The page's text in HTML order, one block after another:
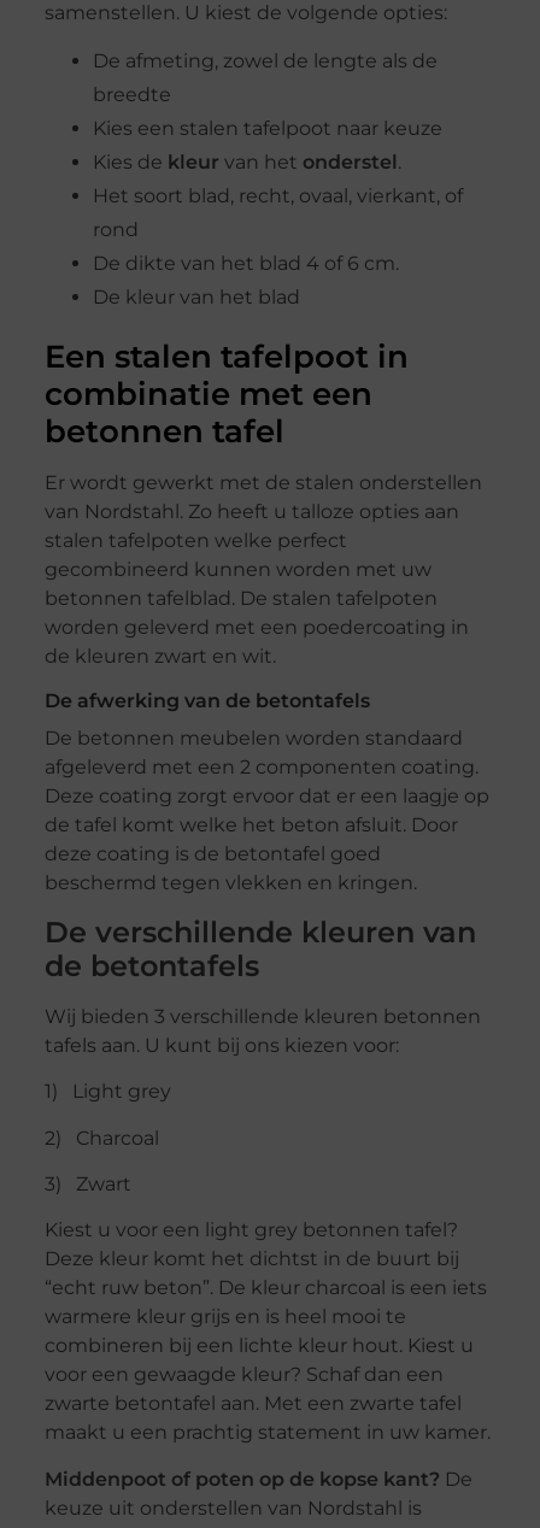
samenstellen. U kiest de volgende opties:
De afmeting, zowel de lengte als de
breedte
Kies een stalen tafelpoot naar keuze
Kies de kleur van het onderstel .
Het soort blad, recht, ovaal, vierkant, of
rond
De dikte van het blad 4 of 6 cm.
De kleur van het blad
Een stalen tafelpoot in
combinatie met een
betonnen tafel
Er wordt gewerkt met de stalen onderstellen
van Nordstahl. Zo heeft u talloze opties aan
stalen tafelpoten welke perfect
gecombineerd kunnen worden met uw
betonnen tafelblad. De stalen tafelpoten
worden geleverd met een poedercoating in
de kleuren zwart en wit.
De afwerking van de betontafels
De betonnen meubelen worden standaard
afgeleverd met een 2 componenten coating.
Deze coating zorgt ervoor dat er een laagje op
de tafel komt welke het beton afsluit. Door
deze coating is de betontafel goed
beschermd tegen vlekken en kringen.
De verschillende kleuren van
de betontafels
Wij bieden 3 verschillende kleuren betonnen
tafels aan. U kunt bij ons kiezen voor:
1) Light grey
2) Charcoal
3) Zwart
Kiest u voor een light grey betonnen tafel?
Deze kleur komt het dichtst in de buurt bij
“echt ruw beton”. De kleur charcoal is een iets
warmere kleur grijs en is heel mooi te
combineren bij een lichte kleur hout. Kiest u
voor een gewaagde kleur? Schaf dan een
zwarte betontafel aan. Met een zwarte tafel
maakt u een prachtig statement in uw kamer.
Middenpoot of poten op de kopse kant? De
keuze uit onderstellen van Nordstahl is